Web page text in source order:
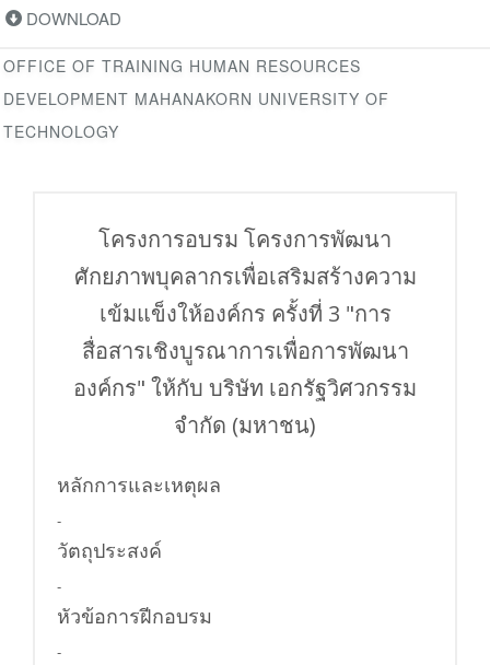
DOWNLOAD
OFFICE OF TRAINING HUMAN RESOURCES
DEVELOPMENT MAHANAKORN UNIVERSITY OF
TECHNOLOGY
โครงการอบรม โครงการพัฒนา
ศักยภาพบุคลากรเพื่อเสริมสร้างความ
เข้มแข็งให้องค์กร ครั้งที่ 3 "การ
สื่อสารเชิงบูรณาการเพื่อการพัฒนา
องค์กร" ให้กับ บริษัท เอกรัฐวิศวกรรม
จำกัด (มหาชน)
หลักการและเหตุผล
-
วัตถุประสงค์
-
หัวข้อการฝีกอบรม
-